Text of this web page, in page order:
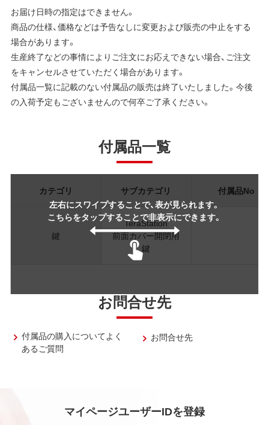
お届け日時の指定はできません。
商品の仕様、価格などは予告なしに変更および販売の中止をする
場合があります。
生産終了などの事情によりご注文にお応えできない場合、ご注文
をキャンセルさせていただく場合があります。
付属品一覧に記載のない付属品の販売は終了いたしました。今後
の入荷予定もございませんので何卒ご了承ください。
付属品一覧
左右にスワイプすることで、表が見られます。
こちらをタップすることで非表示にできます。
カテゴリ サブカテゴリ 付属品No
鍵
TeraStation
前面カバー開閉用
鍵
お問合せ先
付属品の購入についてよく
あるご質問
お問合せ先
マイページユーザーIDを登録